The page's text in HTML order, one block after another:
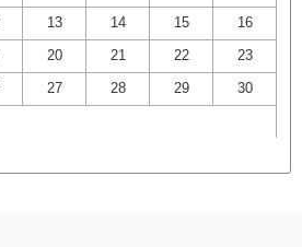
13 14 15 16
20 21 22 23
27 28 29 30